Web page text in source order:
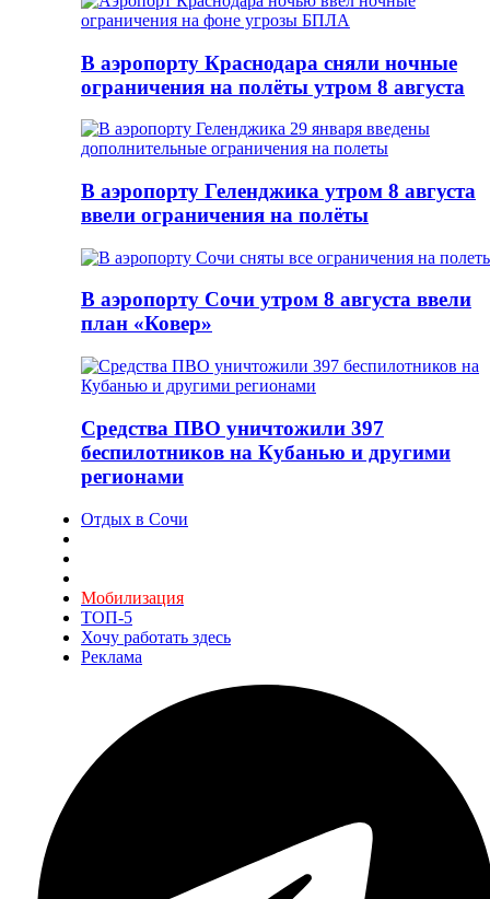
В аэропорту Краснодара сняли ночные
ограничения на полёты утром 8 августа
В аэропорту Геленджика утром 8 августа
ввели ограничения на полёты
В аэропорту Сочи утром 8 августа ввели
план «Ковер»
Средства ПВО уничтожили 397
беспилотников на Кубанью и другими
регионами
Отдых в Сочи
Мобилизация
ТОП-5
Хочу работать здесь
Реклама